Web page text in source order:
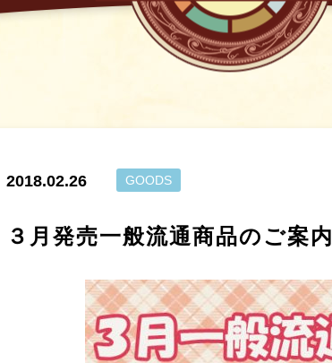
2018.02.26 GOODS
３月発売一般流通商品のご案内